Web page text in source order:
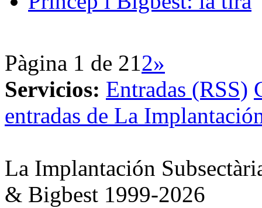
Pàgina 1 de 212»
Servicios: Entradas (RSS)
entradas de La
La Implantación
& Bigbest 1999-2026